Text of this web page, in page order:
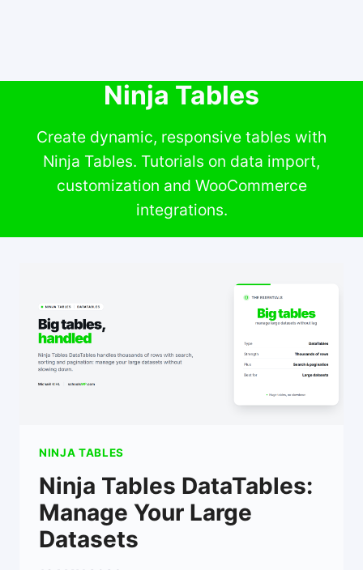
Ninja Tables
Create dynamic, responsive tables with
Ninja Tables. Tutorials on data import,
customization and WooCommerce
integrations.
NINJA TABLES
Ninja Tables DataTables:
Manage Your Large
Datasets